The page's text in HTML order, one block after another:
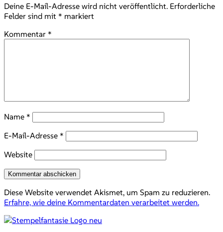
Deine E-Mail-Adresse wird nicht veröffentlicht. Erforderliche
Felder sind mit * markiert
Kommentar *
Name *
E-Mail-Adresse *
Website
Diese Website verwendet Akismet, um Spam zu reduzieren.
Erfahre, wie deine Kommentardaten verarbeitet werden.